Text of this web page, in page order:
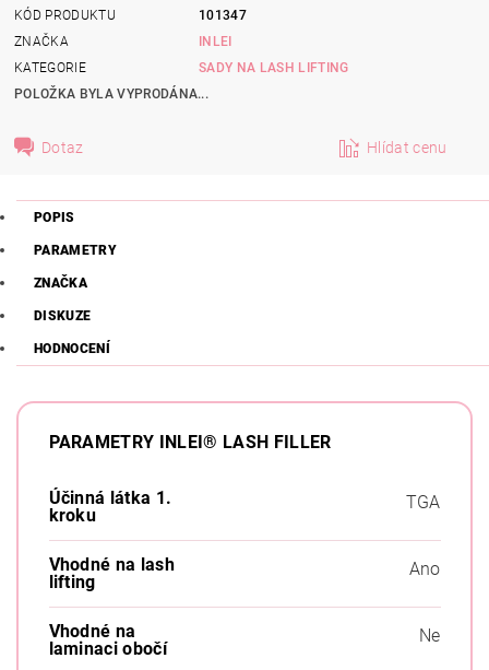
KÓD PRODUKTU
101347
ZNAČKA
INLEI
KATEGORIE
SADY NA LASH LIFTING
POLOŽKA BYLA VYPRODÁNA...
Dotaz Hlídat cenu
POPIS
PARAMETRY
ZNAČKA
DISKUZE
HODNOCENÍ
PARAMETRY INLEI® LASH FILLER
Účinná látka 1.
kroku
TGA
Vhodné na lash
lifting
Ano
Vhodné na
laminaci obočí
Ne